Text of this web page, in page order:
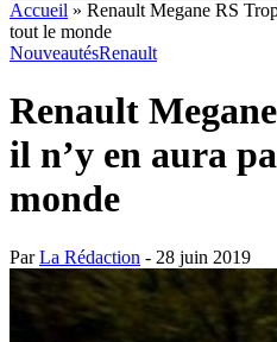
Accueil » Renault Megane RS
tout le monde
NouveautésRenault
Renault
il n’y en aura
monde
ParLa Rédaction - 28 juin 2019